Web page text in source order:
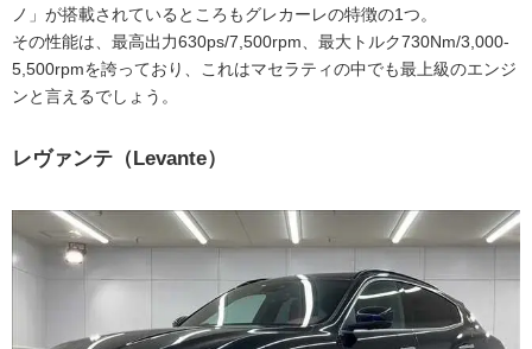
ノ」が搭載されているところもグレカーレの特徴の1つ。
その性能は、最高出力630ps/7,500rpm、最大トルク730Nm/3,000-
5,500rpmを誇っており、これはマセラティの中でも最上級のエンジ
ンと言えるでしょう。
レヴァンテ（Levante）